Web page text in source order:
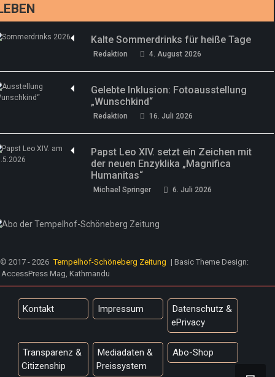
Kalte Sommerdrinks für heiße Tage
Redaktion 4. August 2026
Gelebte Inklusion: Fotoausstellung
„Wunschkind“
Redaktion 16. Juli 2026
Papst Leo XIV. setzt ein Zeichen mit
der neuen Enzyklika „Magnifica
Humanitas“
Michael Springer 6. Juli 2026
© 2017 - 2026 Tempelhof-Schöneberg Zeitung | Basic Theme Design:
AccessPress Mag, Kathmandu
Kontakt Impressum
Datenschutz &
ePrivacy
Transparenz &
Citizenship
Mediadaten &
Preissystem
Abo-Shop